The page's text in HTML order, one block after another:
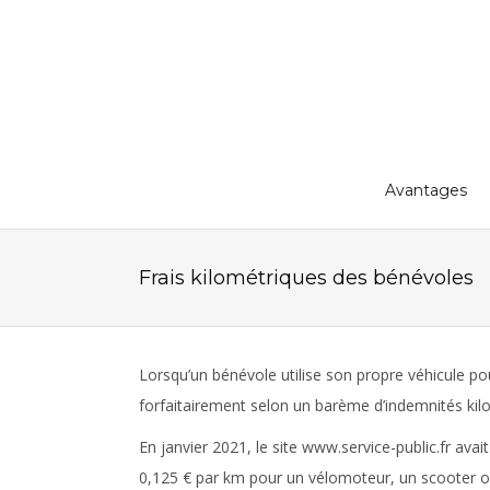
Avantages
Frais kilométriques des bénévoles
Lorsqu’un bénévole utilise son propre véhicule
forfaitairement selon un barème d’indemnités
En janvier 2021, le site www.service-public.fr
0,125 € par km pour un vélomoteur, un scooter